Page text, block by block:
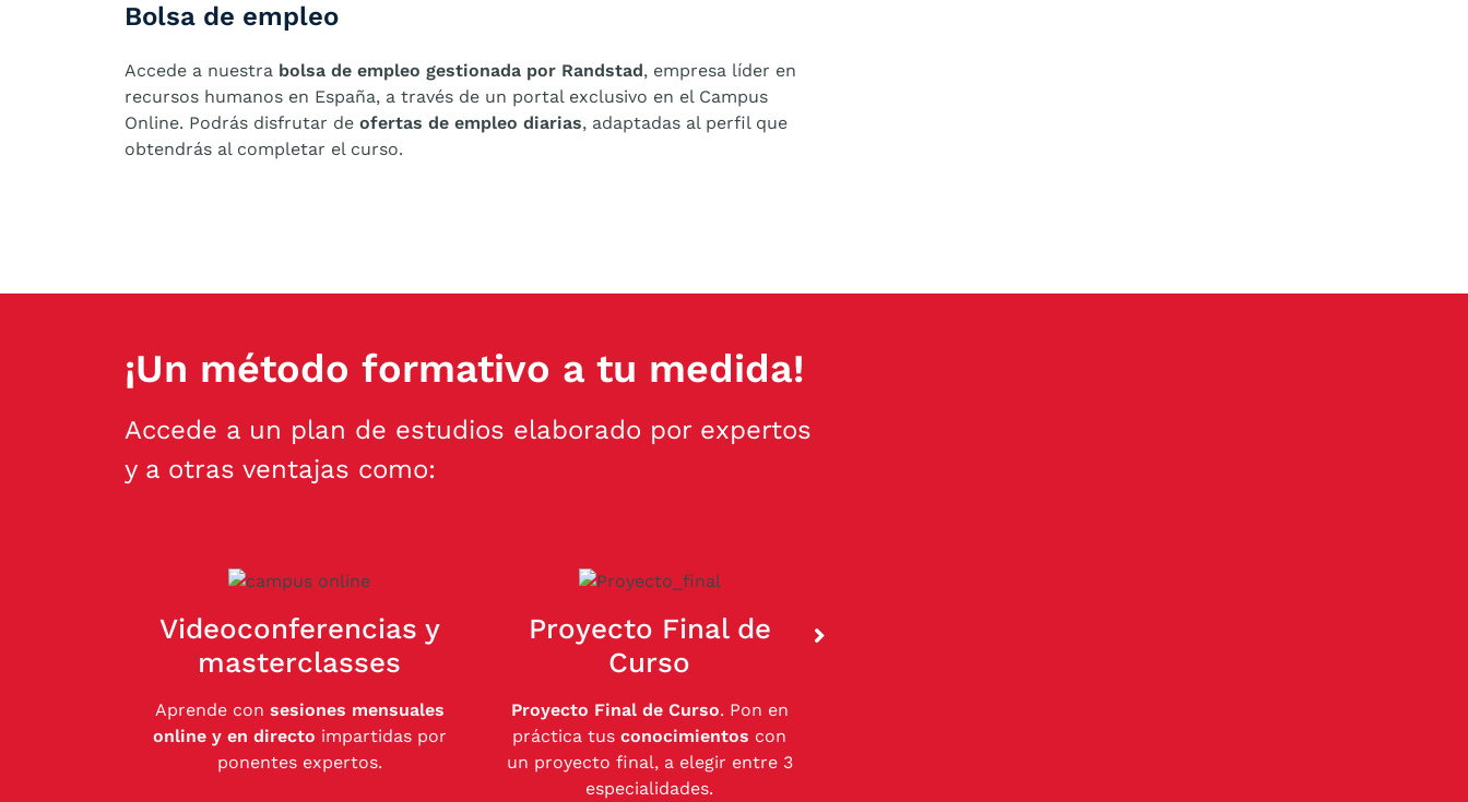
Bolsa de empleo
Accede a nuestra bolsa de empleo gestionada por Randstad, empresa líder en
recursos humanos en España, a través de un portal exclusivo en el Campus
Online. Podrás disfrutar de ofertas de empleo diarias, adaptadas al perfil que
obtendrás al completar el curso.
¡Un método formativo a tu medida!
Accede a un plan de estudios elaborado por expertos
y a otras ventajas como:
Videoconferencias y
masterclasses
Aprende con sesiones mensuales
online y en directo impartidas por
ponentes expertos.
Proyecto Final de
Curso
Proyecto Final de Curso. Pon en
práctica tusconocimientos con
un proyecto final, a elegir entre 3
especialidades.